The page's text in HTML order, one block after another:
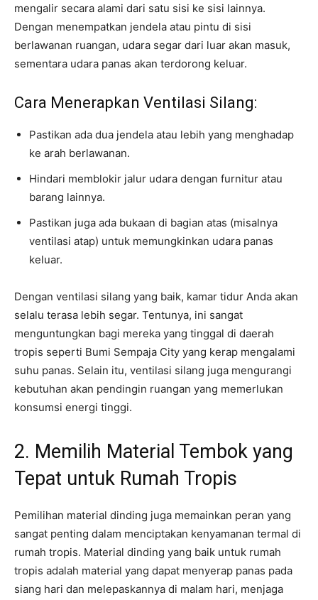
mengalir secara alami dari satu sisi ke sisi lainnya.
Dengan menempatkan jendela atau pintu di sisi
berlawanan ruangan, udara segar dari luar akan masuk,
sementara udara panas akan terdorong keluar.
Cara Menerapkan Ventilasi Silang:
Pastikan ada dua jendela atau lebih yang menghadap
ke arah berlawanan.
Hindari memblokir jalur udara dengan furnitur atau
barang lainnya.
Pastikan juga ada bukaan di bagian atas (misalnya
ventilasi atap) untuk memungkinkan udara panas
keluar.
Dengan ventilasi silang yang baik, kamar tidur Anda akan
selalu terasa lebih segar. Tentunya, ini sangat
menguntungkan bagi mereka yang tinggal di daerah
tropis seperti Bumi Sempaja City yang kerap mengalami
suhu panas. Selain itu, ventilasi silang juga mengurangi
kebutuhan akan pendingin ruangan yang memerlukan
konsumsi energi tinggi.
2. Memilih Material Tembok yang
Tepat untuk Rumah Tropis
Pemilihan material dinding juga memainkan peran yang
sangat penting dalam menciptakan kenyamanan termal di
rumah tropis. Material dinding yang baik untuk rumah
tropis adalah material yang dapat menyerap panas pada
siang hari dan melepaskannya di malam hari, menjaga